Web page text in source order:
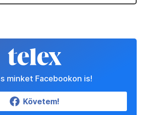
minket Facebookon is!
Követem!